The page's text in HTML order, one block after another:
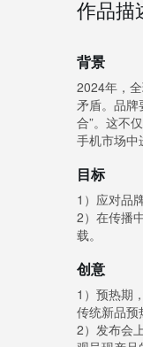
作品描
背景
2024年，
矛盾。品牌
合”。这不
手机市场中
目标
1）应对品
2）在传播
载。
创意
1）预热期
传统新品预
2）发布会